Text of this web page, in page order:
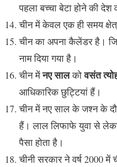
पहला बच्चा बेटा होने की देश
चीन में केवल एक ही समय
चीन का अपना कैलेंडर है।
नाम दिया गया है।
चीन मेंनए सालकोवसंत
आधिकारिक छुट्टियां हैं।
चीन में नए साल के जश्न के
हैं। लाल लिफाफे युवा से
पैसा होता है।
चीनी सरकार ने वर्ष 2000 में